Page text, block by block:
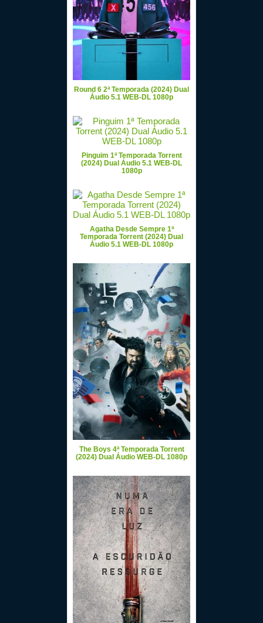
Round 6 2ª Temporada (2024) Dual
Áudio 5.1 WEB-DL 1080p
Pinguim 1ª Temporada Torrent
(2024) Dual Áudio 5.1 WEB-DL
1080p
Agatha Desde Sempre 1ª
Temporada Torrent (2024) Dual
Áudio 5.1 WEB-DL 1080p
The Boys 4ª Temporada Torrent
(2024) Dual Áudio WEB-DL 1080p